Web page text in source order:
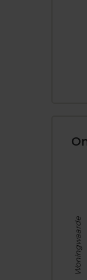
Woningwaarde